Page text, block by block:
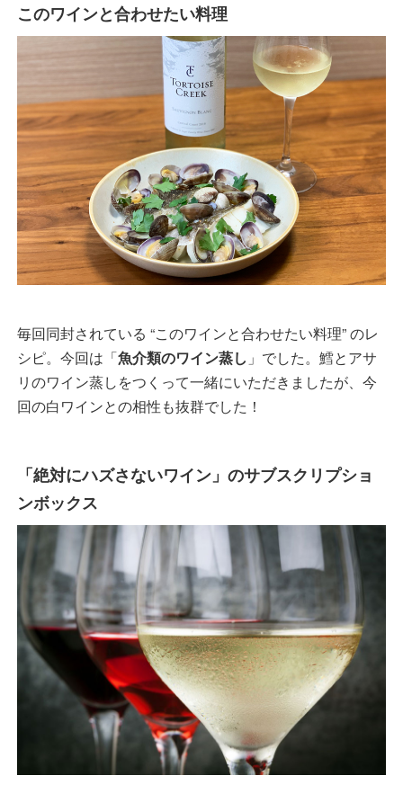
このワインと合わせたい料理
毎回同封されている “このワインと合わせたい料理” のレ
シピ。今回は「魚介類のワイン蒸し 」でした。鱈とアサ
リのワイン蒸しをつくって一緒にいただきましたが、今
回の白ワインとの相性も抜群でした！
「絶対にハズさないワイン」のサブスクリプショ
ンボックス